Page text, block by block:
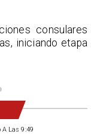
A Las 9:49
Libres (ASOF)
a Fabiola
utilizada